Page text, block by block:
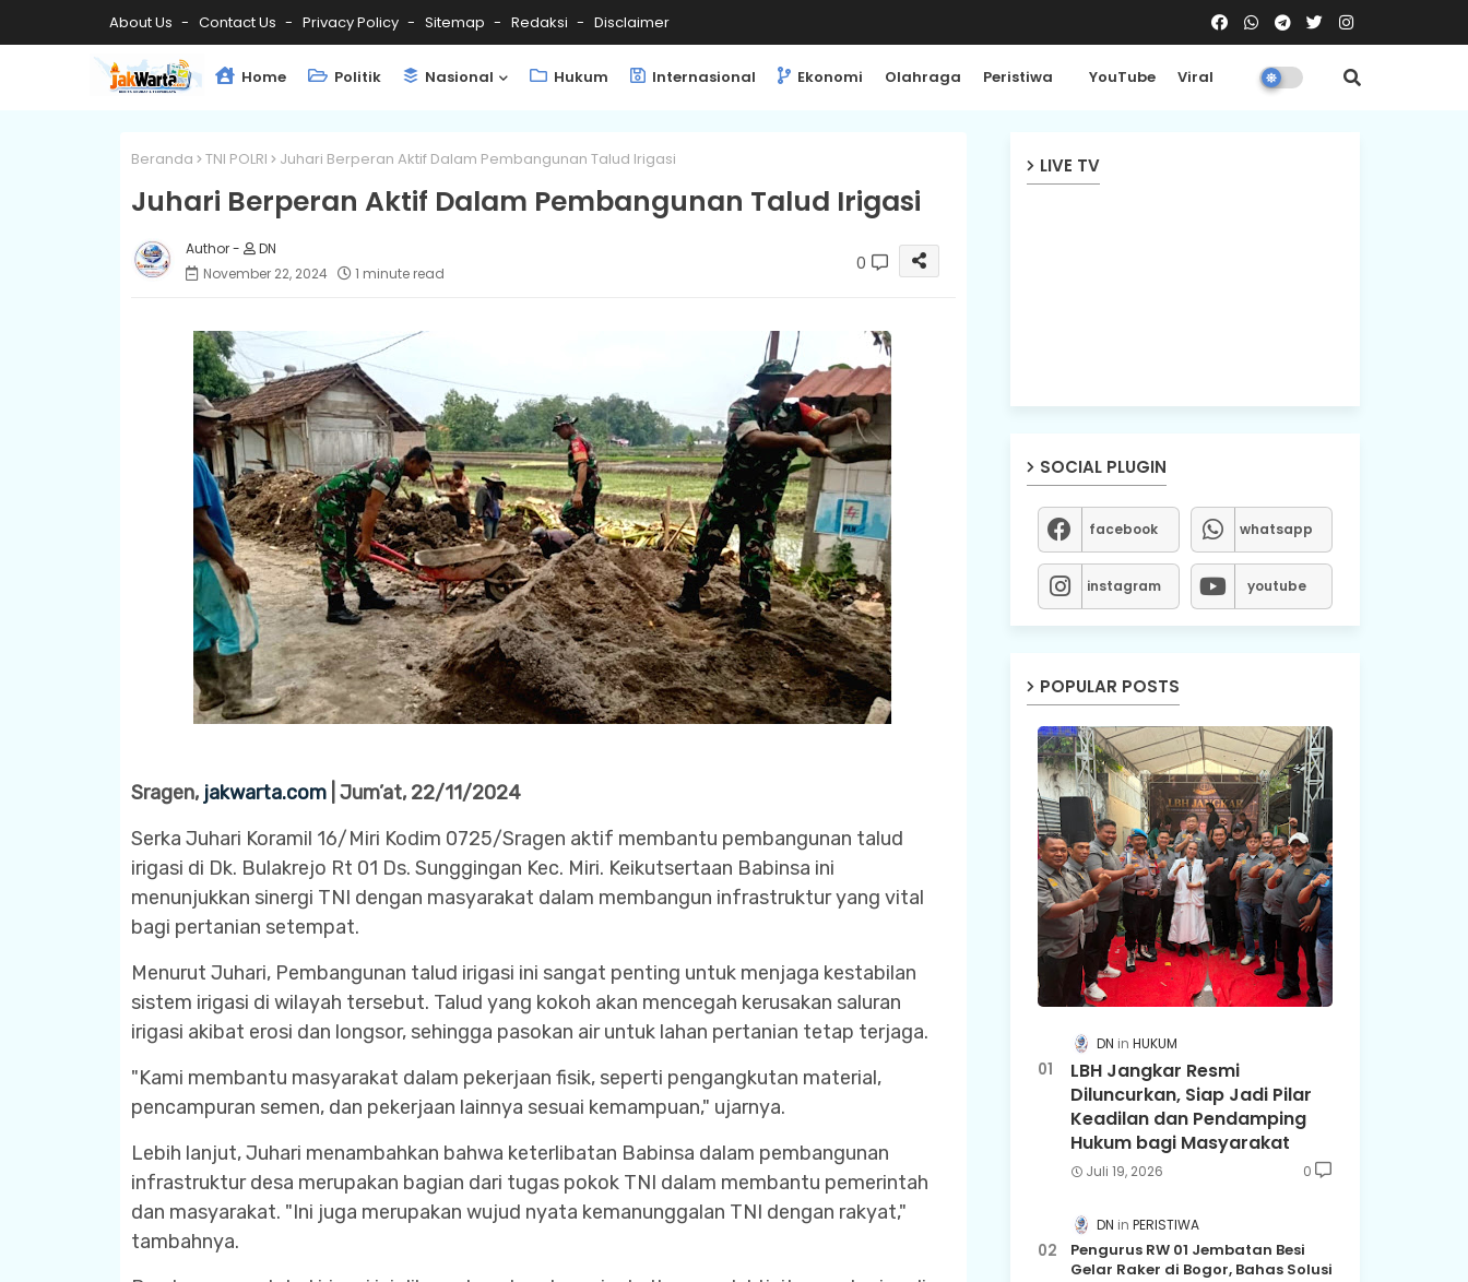
About Us Contact Us Privacy Policy Sitemap Redaksi Disclaimer
Home Politik Nasional Hukum Internasional Ekonomi Olahraga Peristiwa YouTube Viral
Beranda TNI POLRI Juhari Berperan Aktif Dalam Pembangunan Talud Irigasi
Juhari Berperan Aktif Dalam Pembangunan Talud Irigasi
DN
November 22, 2024
1 minute read 0
Sragen, jakwarta.com| Jum’at, 22/11/2024
Serka Juhari Koramil 16/Miri Kodim 0725/Sragen aktif membantu pembangunan talud
irigasi di Dk. Bulakrejo Rt 01 Ds. Sunggingan Kec. Miri. Keikutsertaan Babinsa ini
menunjukkan sinergi TNI dengan masyarakat dalam membangun infrastruktur yang vital
bagi pertanian setempat.
Menurut Juhari, Pembangunan talud irigasi ini sangat penting untuk menjaga kestabilan
sistem irigasi di wilayah tersebut. Talud yang kokoh akan mencegah kerusakan saluran
irigasi akibat erosi dan longsor, sehingga pasokan air untuk lahan pertanian tetap terjaga.
"Kami membantu masyarakat dalam pekerjaan fisik, seperti pengangkutan material,
pencampuran semen, dan pekerjaan lainnya sesuai kemampuan," ujarnya.
Lebih lanjut, Juhari menambahkan bahwa keterlibatan Babinsa dalam pembangunan
infrastruktur desa merupakan bagian dari tugas pokok TNI dalam membantu pemerintah
dan masyarakat. "Ini juga merupakan wujud nyata kemanunggalan TNI dengan rakyat,"
tambahnya.
LIVE TV
SOCIAL PLUGIN
facebook whatsapp
instagram youtube
POPULAR POSTS
DN HUKUM
LBH Jangkar Resmi
Diluncurkan, Siap Jadi Pilar
Keadilan dan Pendamping
Hukum bagi Masyarakat
Juli 19, 2026 0
DN PERISTIWA
Pengurus RW 01 Jembatan Besi
Gelar Raker di Bogor, Bahas Solusi